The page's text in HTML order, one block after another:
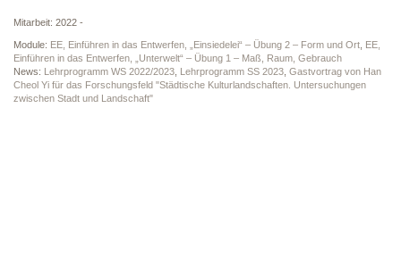
Mitarbeit: 2022 -
Module: EE, Einführen in das Entwerfen, „Einsiedelei“ – Übung 2 – Form und Ort EE,
Einführen in das Entwerfen, „Unterwelt“ – Übung 1 – Maß, Raum, Gebrauch
News: Lehrprogramm WS 2022/2023 Lehrprogramm SS 2023 Gastvortrag von Han
Cheol Yi für das Forschungsfeld "Städtische Kulturlandschaften. Untersuchungen
zwischen Stadt und Landschaft"